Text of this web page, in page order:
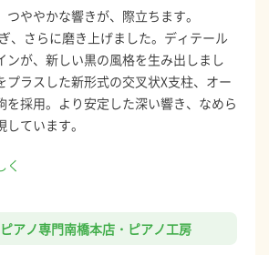
ややかな響きが、際立ちます。
、さらに磨き上げました。ディテール
ンが、新しい黒の風格を生み出しまし
プラスした新形式の交叉状X支柱、オー
を採用。より安定した深い響き、なめら
ています。
く
アノ専門南橋本店・ピアノ工房